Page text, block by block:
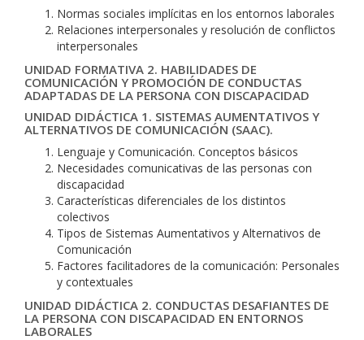
Normas sociales implícitas en los entornos laborales
Relaciones interpersonales y resolución de conflictos
interpersonales
UNIDAD FORMATIVA 2. HABILIDADES DE
COMUNICACIÓN Y PROMOCIÓN DE CONDUCTAS
ADAPTADAS DE LA PERSONA CON DISCAPACIDAD
UNIDAD DIDÁCTICA 1. SISTEMAS AUMENTATIVOS Y
ALTERNATIVOS DE COMUNICACIÓN (SAAC).
Lenguaje y Comunicación. Conceptos básicos
Necesidades comunicativas de las personas con
discapacidad
Características diferenciales de los distintos
colectivos
Tipos de Sistemas Aumentativos y Alternativos de
Comunicación
Factores facilitadores de la comunicación: Personales
y contextuales
UNIDAD DIDÁCTICA 2. CONDUCTAS DESAFIANTES DE
LA PERSONA CON DISCAPACIDAD EN ENTORNOS
LABORALES